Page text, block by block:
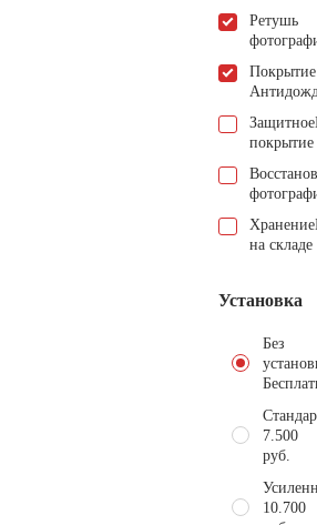
Ретушь
Покрытие
Защитное
покрытие
Хранение
на складе
Установка
Без
7.500
руб.
10.700